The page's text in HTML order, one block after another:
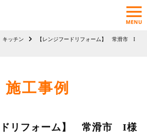
キッチン
【レンジフードリフォーム】 常滑市 I
施工事例
ドリフォーム】 常滑市 I様